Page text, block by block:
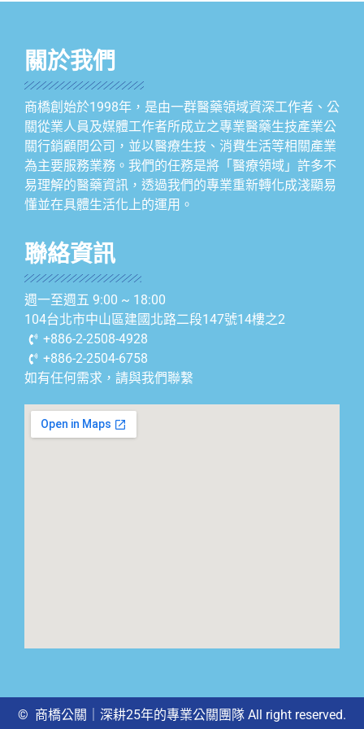
關於我們
商橋創始於1998年，是由一群醫藥領域資深工作者、公
關從業人員及媒體工作者所成立之專業醫藥生技產業公
關行銷顧問公司，並以醫療生技、消費生活等相關產業
為主要服務業務。我們的任務是將「醫療領域」許多不
易理解的醫藥資訊，透過我們的專業重新轉化成淺顯易
懂並在具體生活化上的運用。
聯絡資訊
週一至週五 9:00 ~ 18:00
104台北市中山區建國北路二段147號14樓之2
+886-2-2508-4928
+886-2-2504-6758
如有任何需求，請與我們聯繫
© 商橋公關｜深耕25年的專業公關團隊 All right reserved.